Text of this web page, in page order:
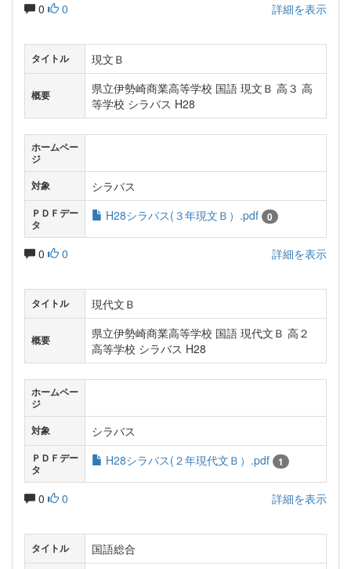
0 0 詳細を表示
タイトル 現文Ｂ
概要
県立伊勢崎商業高等学校 国語 現文Ｂ 高３ 高
等学校 シラバス H28
ホームペー
ジ
対象
シラバス
ＰＤＦデー
タ
H28シラバス(３年現文Ｂ）.pdf 0
0 0 詳細を表示
タイトル 現代文Ｂ
概要
県立伊勢崎商業高等学校 国語 現代文Ｂ 高２
高等学校 シラバス H28
ホームペー
ジ
対象
シラバス
ＰＤＦデー
タ
H28シラバス(２年現代文Ｂ）.pdf 1
0 0 詳細を表示
タイトル 国語総合